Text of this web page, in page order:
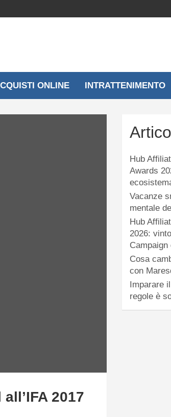
ONLINE INTRATTENIMENTO
2017
Hub
Awards
Vacanze
mentale
Hub
2026:
Campaign
Cosa
con
Imparare
regole è